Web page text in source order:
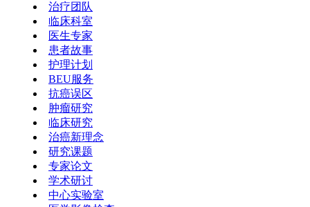
治疗团队
临床科室
医生专家
患者故事
护理计划
BEU服务
抗癌误区
肿瘤研究
临床研究
治癌新理念
研究课题
专家论文
学术研讨
中心实验室